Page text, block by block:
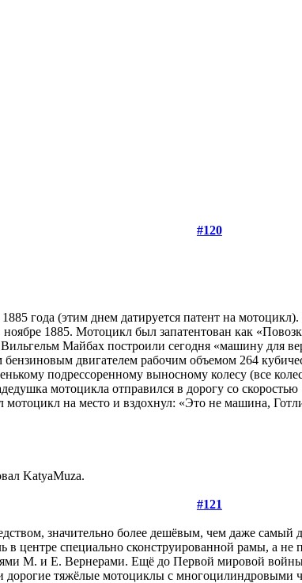
#120
года (этим днем датируется патент на
1885. Мотоцикл был запатентован как
Майбах построили сегодня «машину для
двигателем рабочим объемом 264
подрессоренному выносному колесу (все
мотоцикла отправился в дорогу со
на место и вздохнул: «Это не машина,
KatyaMuza.
#121
значительно более дешёвым, чем даже
в центре специально сконструированной рамы, а
М. и Е. Вернерами. Ещё до Первой мировой
дорогие тяжёлые мотоциклы с